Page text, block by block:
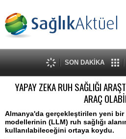
SON DAKİKA
YAPAY ZEKA RUH SAĞLIĞI
ARAÇ
Almanya'da gerçekleştirilen yeni bir
modellerinin (LLM) ruh sağlığı
kullanılabileceğini ortaya koydu.